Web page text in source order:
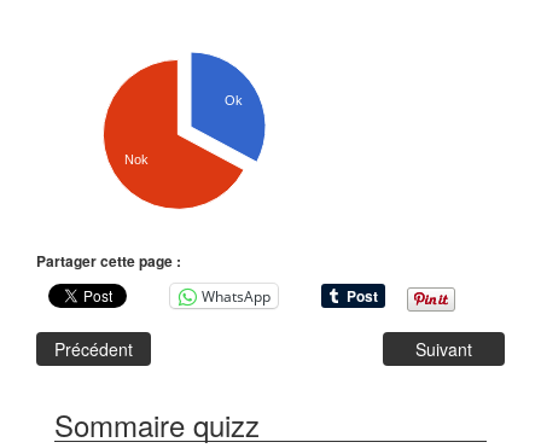
Ok
Nok
Partager cette page :
WhatsApp
Précédent Suivant
Sommaire quizz